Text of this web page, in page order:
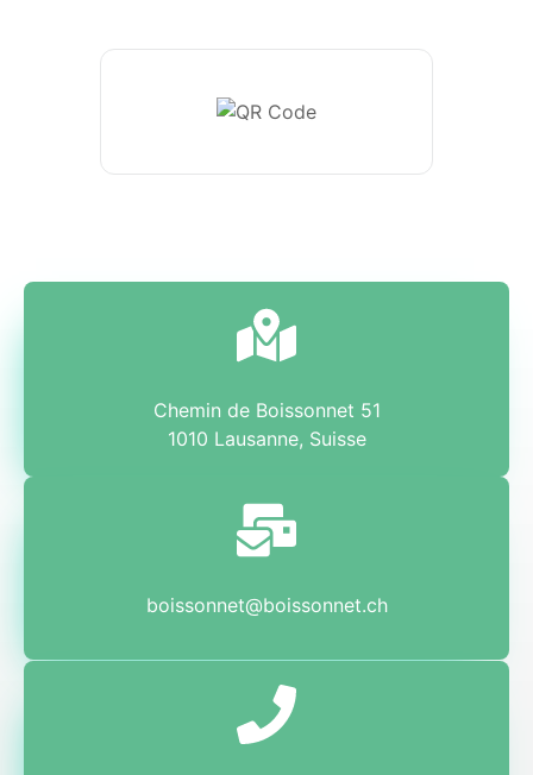
Chemin de Boissonnet 51
1010 Lausanne, Suisse
boissonnet@boissonnet.ch